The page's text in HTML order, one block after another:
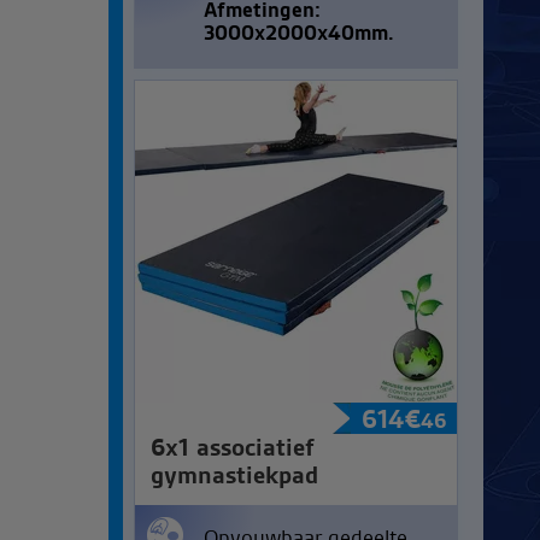
Afmetingen:
3000x2000x40mm.
614€46
6x1 associatief
gymnastiekpad